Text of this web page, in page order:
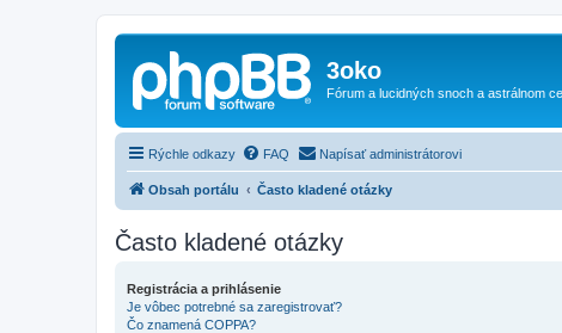
3oko
Fórum a lucidných snoch a astrálnom
Rýchle odkazy FAQ Napísať administrátorovi
Obsah portálu Často kladené otázky
Často kladené otázky
Registrácia a prihlásenie
Je vôbec potrebné sa zaregistrovať?
Čo znamená COPPA?